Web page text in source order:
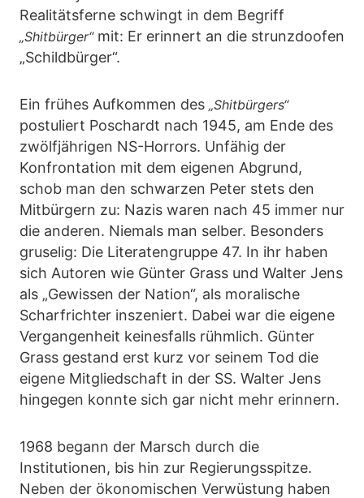
Realitätsferne schwingt in dem Begriff
„Shitbürger“mit: Er erinnert an die strunzdoofen
„Schildbürger“.
Ein frühes Aufkommen des „Shitbürgers“
postuliert Poschardt nach 1945, am Ende des
zwölfjährigen NS-Horrors. Unfähig der
Konfrontation mit dem eigenen Abgrund,
schob man den schwarzen Peter stets den
Mitbürgern zu: Nazis waren nach 45 immer nur
die anderen. Niemals man selber. Besonders
gruselig: Die Literatengruppe 47. In ihr haben
sich Autoren wie Günter Grass und Walter Jens
als „Gewissen der Nation“, als moralische
Scharfrichter inszeniert. Dabei war die eigene
Vergangenheit keinesfalls rühmlich. Günter
Grass gestand erst kurz vor seinem Tod die
eigene Mitgliedschaft in der SS. Walter Jens
hingegen konnte sich gar nicht mehr erinnern.
1968 begann der Marsch durch die
Institutionen, bis hin zur Regierungsspitze.
Neben der ökonomischen Verwüstung haben